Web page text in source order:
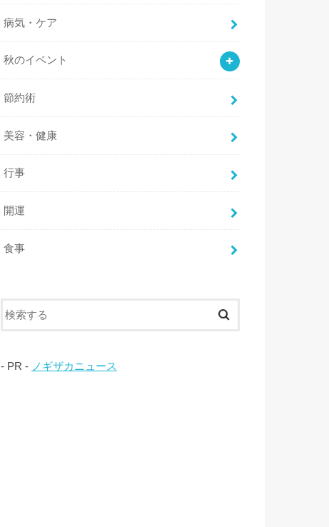
病気・ケア
秋のイベント
節約術
美容・健康
行事
開運
食事
- PR - ノギザカニュース